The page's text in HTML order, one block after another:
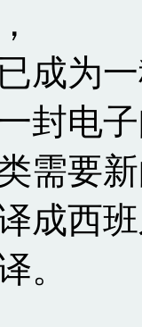
成为
封电
需要
成西
。